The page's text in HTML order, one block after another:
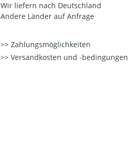
Wir liefern nach Deutschland
Andere Länder auf Anfrage
Zahlungsmöglichkeiten
Versandkosten und -bedingungen